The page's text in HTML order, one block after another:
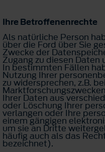
Ihre Betroffenenrechte
Als natürliche Person
über die Ford über Sie
Zwecke der
Zugang zu diesen Daten
In bestimmten Fällen
Nutzung Ihrer
zu widersprechen, z.B.
Ihrer Daten aus
oder Löschung Ihrer
verlangen oder Ihre
einem gängigen
um sie an Dritte
häufig auch als das
bezeichnet).